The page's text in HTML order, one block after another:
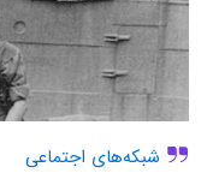
شبکه‌های اجتماعی